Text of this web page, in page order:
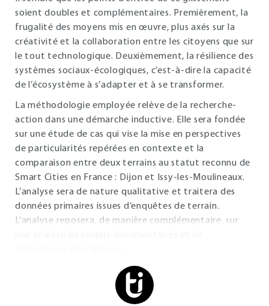
soient doubles et complémentaires. Premièrement, la
frugalité des moyens mis en œuvre, plus axés sur la
créativité et la collaboration entre les citoyens que sur
le tout technologique. Deuxièmement, la résilience des
systèmes sociaux-écologiques, c’est-à-dire la capacité
de l’écosystème à s’adapter et à se transformer.
La méthodologie employée relève de la recherche-
action dans une démarche inductive. Elle sera fondée
sur une étude de cas qui vise la mise en perspectives
de particularités repérées en contexte et la
comparaison entre deux terrains au statut reconnu de
Smart Cities en France : Dijon et Issy-les-Moulineaux.
L’analyse sera de nature qualitative et traitera des
données primaires issues d’enquêtes de terrain.
L’analyse reposera, de manière complémentaire, sur